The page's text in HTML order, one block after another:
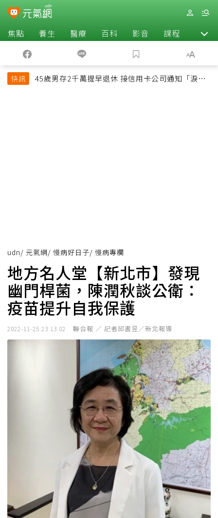
焦點 養生 醫療 百科 影音 課程 退休
快訊
45歲男存2千萬提早退休 接信用卡公司通知「淚回
udn/ 元氣網/ 慢病好日子/ 慢病專欄
地方名人堂【新北市】發現
幽門桿菌，陳潤秋談公衛：
疫苗提升自我保護
2022-11-25 23:13:02 聯合報 ／ 記者邱書昱／新北報導